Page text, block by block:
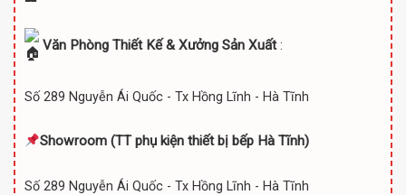
Văn Phòng Thiết Kế & Xưởng Sản Xuất:
Số 289 Nguyễn Ái Quốc - Tx Hồng Lĩnh - Hà Tĩnh
Showroom (TTphụ kiện thiết bị bếp Hà Tĩnh)
Số 289 Nguyễn Ái Quốc - Tx Hồng Lĩnh - Hà Tĩnh